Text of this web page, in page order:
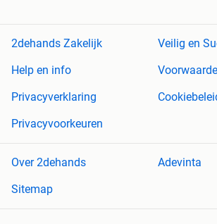
2dehands Zakelijk
Veilig en
Help en info
Privacyverklaring
Privacyvoorkeuren
Over 2dehands
Adevinta
Sitemap